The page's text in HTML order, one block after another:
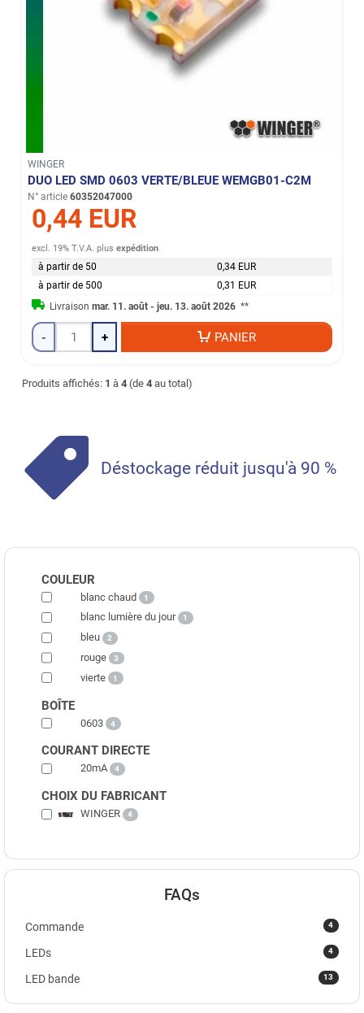
WINGER
DUO LED SMD 0603 VERTE/BLEUE WEMGB01-C2M
N° article 60352047000
0,44 EUR
excl. 19% T.V.A. plusexpédition
à partir de 50
0,34 EUR
à partir de 500
0,31 EUR
Livraisonmar. 11. août - jeu. 13. août 2026 **
- + PANIER
Produits affichés: 1 à 4(de 4au total)
Déstockage réduit jusqu'à 90 %
COULEUR
blanc chaud 1
blanc lumière du jour 1
bleu 2
rouge 3
vierte 1
BOÎTE
0603 4
COURANT DIRECTE
20mA 4
CHOIX DU FABRICANT
WINGER 4
FAQs
4
Commande
4
LEDs
13
LED bande